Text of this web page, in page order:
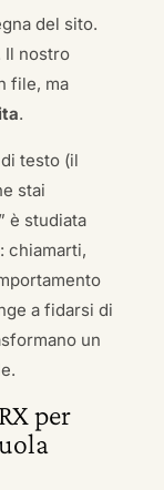
del sito.
Il nostro
file, ma
.
testo (il
stai
è studiata
chiamarti,
a fidarsi di
un
per